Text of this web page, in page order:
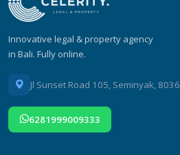
Innovative legal & property agency
in Bali. Fully online.
Jl Sunset Road 105, Seminyak,
6281999009333